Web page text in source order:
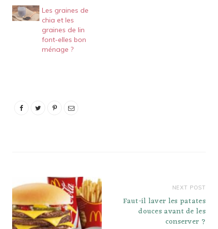
poisson riche en oméga-
3 comprennent :
Saumon. Sardine.
Maquereau de…
Les graines de
chia et les
graines de lin
font-elles bon
ménage ?
NEXT POST
Faut-il laver les patates
douces avant de les
conserver ?